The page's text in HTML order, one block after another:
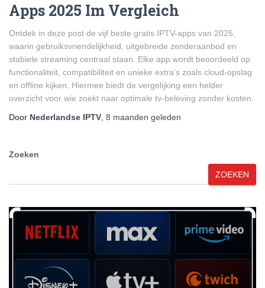
Apps 2025 Im Vergleich
Ontdek in deze post de vijf beste gratis IPTV-apps van 2025,
waarin gebruiksvriendelijkheid, uitgebreide zenderaanbod en
stabiele streaming centraal staan. Elke app wordt beoordeeld op
functionaliteit, compatibiliteit en unieke extra’s zoals cloud-opslag
en offline kijken. Hiermee biedt de vergelijking een helder
overzicht voor wie zoekt naar optimale tv-beleving zonder kosten.
Door Nederlandse IPTV 8 maanden geleden
Zoeken
ZOEKEN